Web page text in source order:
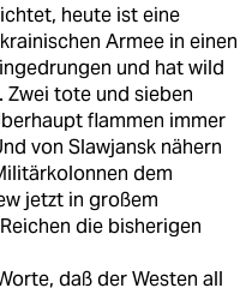
heute ist eine
Armee in einen
und hat wild
Zwei tote und sieben
flammen immer
von Slawjansk nähern
dem
jetzt in großem
die bisherigen
daß der Westen all